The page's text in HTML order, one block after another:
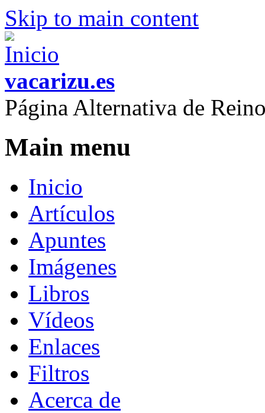
Skip to main content
vacarizu.es
Página Alternativa de
Main menu
Inicio
Artículos
Apuntes
Imágenes
Libros
Vídeos
Enlaces
Filtros
Acerca de